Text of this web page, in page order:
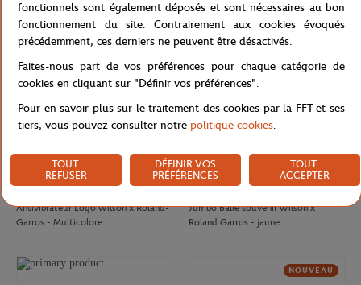
WILSON 8,00 €
Antivibrateur Logo Wilson x Roland-
Garros - Multicolore
WILSON 32,00 €
Jumbo Balle souvenir Wilson x
Roland Garros - jaune
NOUVEAU
fonctionnels sont également déposés et sont nécessaires au bon
fonctionnement du site. Contrairement aux cookies évoqués
précédemment, ces derniers ne peuvent être désactivés.
Faites-nous part de vos préférences pour chaque catégorie de
cookies en cliquant sur "Définir vos préférences".
Pour en savoir plus sur le traitement des cookies par la FFT et ses
tiers, vous pouvez consulter notre politique cookies.
TOUT
REFUSER
DÉFINIR VOS
PRÉFÉRENCES
TOUT
ACCEPTER